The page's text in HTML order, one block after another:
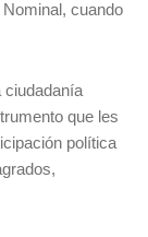
cuando
ciudadanía
que les
política